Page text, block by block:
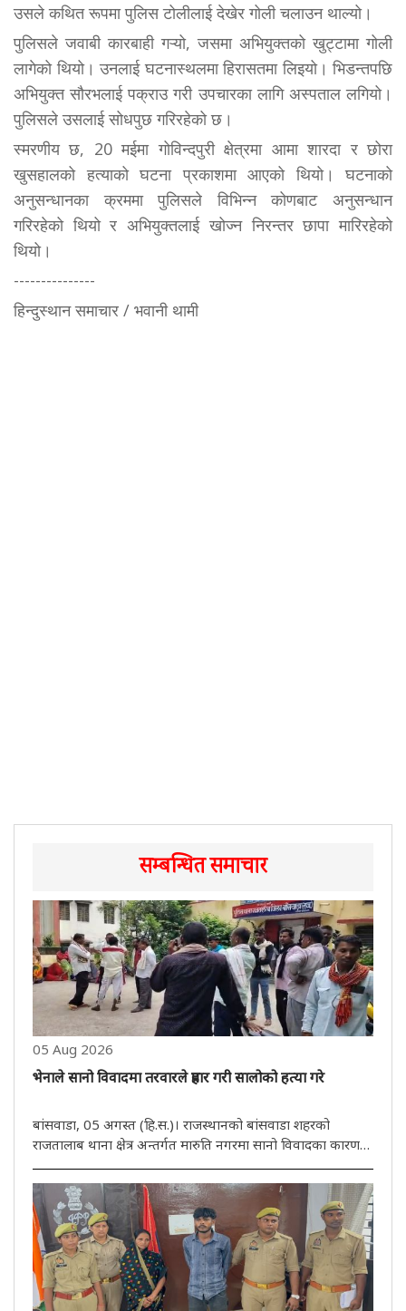
उसले कथित रूपमा पुलिस टोलीलाई देखेर गोली चलाउन थाल्यो।
पुलिसले जवाबी कारबाही गऱ्यो, जसमा अभियुक्तको खुट्टामा गोली
लागेको थियो। उनलाई घटनास्थलमा हिरासतमा लिइयो। भिडन्तपछि
अभियुक्त सौरभलाई पक्राउ गरी उपचारका लागि अस्पताल लगियो।
पुलिसले उसलाई सोधपुछ गरिरहेको छ।
स्मरणीय छ, 20 मईमा गोविन्दपुरी क्षेत्रमा आमा शारदा र छोरा
खुसहालको हत्याको घटना प्रकाशमा आएको थियो। घटनाको
अनुसन्धानका क्रममा पुलिसले विभिन्न कोणबाट अनुसन्धान
गरिरहेको थियो र अभियुक्तलाई खोज्न निरन्तर छापा मारिरहेको
थियो।
---------------
हिन्दुस्थान समाचार / भवानी थामी
सम्बन्धित समाचार
05 Aug 2026
भेनाले सानो विवादमा तरवारले प्रहार गरी सालोको हत्या गरे
बांसवाडा, 05 अगस्त (हि.स.)। राजस्थानको बांसवाडा शहरको
राजतालाब थाना क्षेत्र अन्तर्गत मारुति नगरमा सानो विवादका कारण
एक भेनाले आफ्नै सालोलाई तरवारले क्रूरतापूर्वक आक्रमण गरेर हत्या
गरेको घटना प्रकाशमा आएको छ। प्रारम्भिक जानकारीअनुसार,
अभियुक्त ..